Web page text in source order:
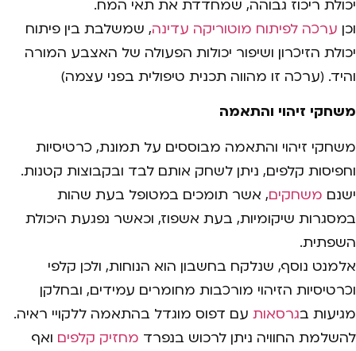
יכולת ריכוז גבוהה, שמחדדת את תאי המח.
וכן ערכה לפיתוח מוטוריקה עדינה, שמשלבת בין פיתוח
יכולת הזיכרון ושיפור יכולות הפעולה של האצבע המורה
והיד. (ערכה זו מהווה תכנית טיפולית בפני עצמה)
משחקי זיהוי והתאמה
משחקי זיהוי והתאמה מבוססים על תמונת, כרטיסיות
וחפיסות קלפים, ניתן לשחק אותם לבד ובקבוצות קטנות.
ישנם משחקים, אשר תומכים במטופל בעת שהות
במסגרות שיקומיות, בעת אשפוז, וכאשר נפגעת היכולת
השפתית.
אלמנט נוסף, שנלקח בחשבון הוא הנוחות, ולכן קלפי
וכרטיסיות הזיהוי מורכבות מחומרים עמידים, ובחלקן
מגיעות בגרסאות עם דפוס מוגדל בהתאמה ללקויי ראיה.
להשלמת החוויה ניתן לרכוש בנפרד מחזיק קלפים ואף